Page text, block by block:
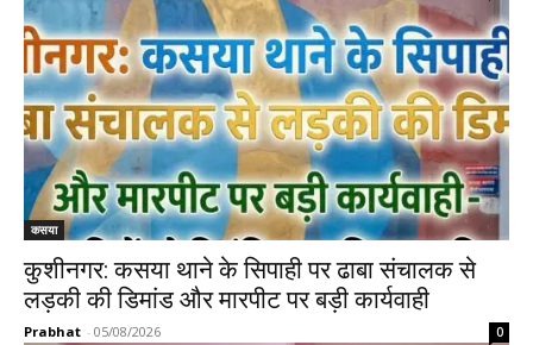
कसया
कुशीनगर: कसया थाने के सिपाही पर ढाबा संचालक से
लड़की की डिमांड और मारपीट पर बड़ी कार्यवाही
Prabhat - 05/08/2026 0